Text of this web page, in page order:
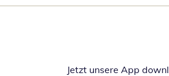
Jetzt unsere App